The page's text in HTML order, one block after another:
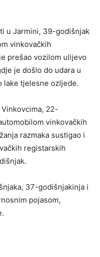
u Jarmini, 39-godišnjak
vinkovačkih
prešao vozilom ulijevo
je došlo do udara u
lake tjelesne ozljede.
22-
vinkovačkih
razmaka sustigao i
registarskih
37-godišnjakinja i
pojasom,